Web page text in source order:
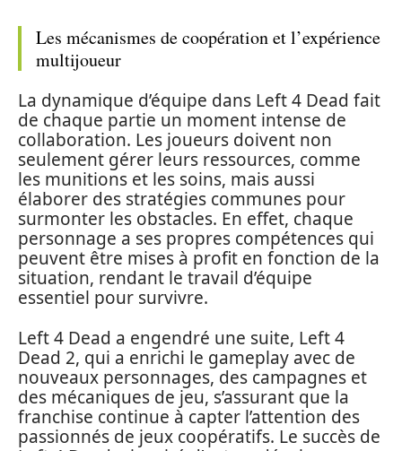
Les mécanismes de coopération et l’expérience
multijoueur
La dynamique d’équipe dans Left 4 Dead fait
de chaque partie un moment intense de
collaboration. Les joueurs doivent non
seulement gérer leurs ressources, comme
les munitions et les soins, mais aussi
élaborer des stratégies communes pour
surmonter les obstacles. En effet, chaque
personnage a ses propres compétences qui
peuvent être mises à profit en fonction de la
situation, rendant le travail d’équipe
essentiel pour survivre.
Left 4 Dead a engendré une suite, Left 4
Dead 2, qui a enrichi le gameplay avec de
nouveaux personnages, des campagnes et
des mécaniques de jeu, s’assurant que la
franchise continue à capter l’attention des
passionnés de jeux coopératifs. Le succès de